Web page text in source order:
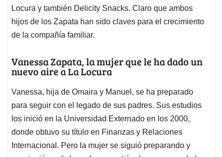
Locura y también Delicity Snacks. Claro que ambos
hijos de los Zapata han sido claves para el crecimiento
de la compañía familiar.
Vanessa Zapata, la mujer que le ha dado un
nuevo aire a La Locura
Vanessa, hija de Omaira y Manuel, se ha preparado
para seguir con el legado de sus padres. Sus estudios
los inició en la Universidad Externado en los 2000,
donde obtuvo su título en Finanzas y Relaciones
Internacional. Pero la mujer se siguió preparando y